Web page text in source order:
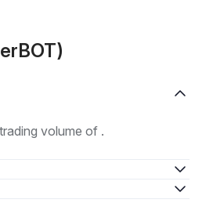
volume of .